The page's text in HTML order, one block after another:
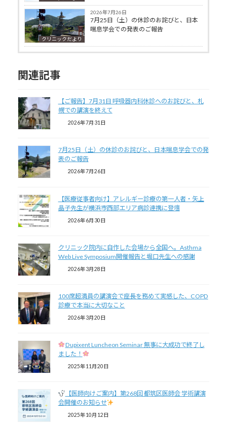
クリニックだより
2026年7月26日
7月25日（土）の休診のお詫びと、日本
喘息学会での発表のご報告
関連記事
【ご報告】7月31日 呼吸器内科休診へのお詫びと、札
幌での講演を終えて
2026年7月31日
7月25日（土）の休診のお詫びと、日本喘息学会での発
表のご報告
2026年7月26日
【医療従事者向け】アレルギー診療の第一人者・矢上
晶子先生が横浜市西部エリア病診連携に登壇
2026年6月30日
クリニック院内に自作した会場から全国へ。Asthma
Web Live Symposium開催報告と堀口先生への感謝
2026年3月28日
100席超満員の講演会で座長を務めて実感した、COPD
診療で本当に大切なこと
2026年3月20日
Dupixent Luncheon Seminar 無事に大成功で終了し
ました！
2025年11月20日
【医師向けご案内】第268回 都筑区医師会 学術講演
会開催のお知らせ
2025年10月12日